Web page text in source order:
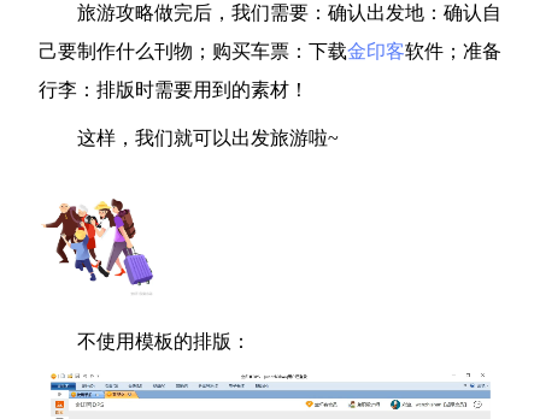
旅游攻略做完后，我们需要：确认出发地：确认自
己要制作什么刊物；购买车票：下载金印客软件；准备
行李：排版时需要用到的素材！
这样，我们就可以出发旅游啦~
不使用模板的排版：